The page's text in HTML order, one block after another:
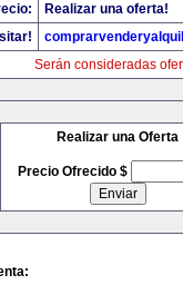
Realizar una oferta!
Serán consideradas
Realizar una Oferta
Precio Ofrecido $